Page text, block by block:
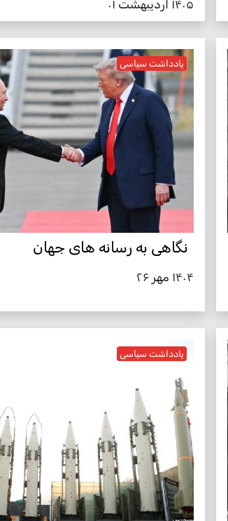
۱۴۰۵ اردیبهشت ۰۱
یادداشت سیاسی
نگاهی به رسانه های جهان
۱۴۰۴ مهر ۲۶
یادداشت سیاسی